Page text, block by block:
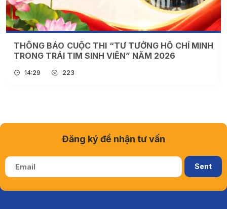
THÔNG BÁO CUỘC THI “TƯ TƯỞNG HỒ CHÍ MINH
TRONG TRÁI TIM SINH VIÊN” NĂM 2026
14:29 223
Đăng ký để nhận tư vấn